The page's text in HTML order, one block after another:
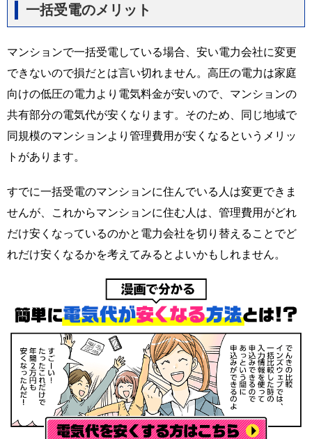
一括受電のメリット
マンションで一括受電している場合、安い電力会社に変更
できないので損だとは言い切れません。高圧の電力は家庭
向けの低圧の電力より電気料金が安いので、マンションの
共有部分の電気代が安くなります。そのため、同じ地域で
同規模のマンションより管理費用が安くなるというメリッ
トがあります。
すでに一括受電のマンションに住んでいる人は変更できま
せんが、これからマンションに住む人は、管理費用がどれ
だけ安くなっているのかと電力会社を切り替えることでど
れだけ安くなるかを考えてみるとよいかもしれません。